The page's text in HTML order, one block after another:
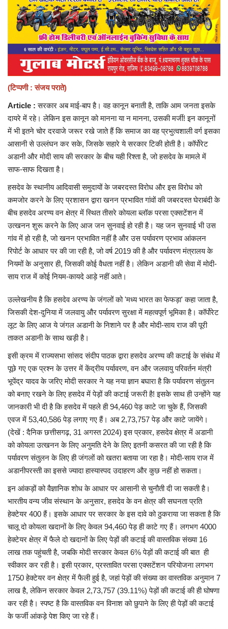
(टिप्पणी : संजय पराते)
Article : सरकार अब माई-बाप है। वह कानून बनाती है, ताकि आम जनता इसके
दायरे में रहे। लेकिन इस कानून को मानना या न मानना, उसकी मर्जी! इन कानूनों
में भी इतने चोर दरवाजे जरूर रखे जाते हैं कि समाज का वह प्रभुत्वशाली वर्ग इसका
आसानी से उल्लंघन कर सके, जिसके सहारे ये सरकार टिकी होती है। कॉर्पोरेट
अडानी और मोदी साय की सरकार के बीच यही रिश्ता है, जो हसदेव के मामले में
साफ-साफ दिखता है।
हसदेव के स्थानीय आदिवासी समुदायों के जबरदस्त विरोध और इस विरोध को
कमजोर करने के लिए प्रशासन द्वारा खनन प्रभावित गांवों की जबरदस्त घेराबंदी के
बीच हसदेव अरण्य वन क्षेत्र में स्थित तीसरे कोयला ब्लॉक परसा एक्सटेंशन में
उत्खनन शुरू करने के लिए आज जन सुनवाई हो रही है। यह जन सुनवाई भी उस
गांव में हो रही है, जो खनन प्रभावित नहीं है और उस पर्यावरण प्रभाव आंकलन
रिपोर्ट के आधार पर की जा रही है, जो वर्ष 2019 की है और पर्यावरण मंत्रालय के
नियमों के अनुसार ही, जिसकी कोई वैधता नहीं है। लेकिन अडानी की सेवा में मोदी-
साय राज में कोई नियम-कायदे आड़े नहीं आते।
उल्लेखनीय है कि हसदेव अरण्य के जंगलों को 'मध्य भारत का फेफड़ा' कहा जाता है,
जिसकी देश-दुनिया में जलवायु और पर्यावरण सुरक्षा में महत्वपूर्ण भूमिका है। कॉर्पोरेट
लूट के लिए आज ये जंगल अडानी के निशाने पर है और मोदी-साय राज की पूरी
ताकत अडानी के साथ खड़ी है।
इसी क्रम में राज्यसभा सांसद संदीप पाठक द्वारा हसदेव अरण्य की कटाई के संबंध में
पूछे गए एक प्रश्न के उत्तर में केंद्रीय पर्यावरण, वन और जलवायु परिवर्तन मंत्री
भूपेंद्र यादव के जरिए मोदी सरकार ने यह नया ज्ञान बघारा है कि पर्यावरण संतुलन
को बनाए रखने के लिए हसदेव में पेड़ों की कटाई जरूरी है! इसके साथ ही उन्होंने यह
जानकारी भी दी है कि हसदेव में पहले ही 94,460 पेड़ काटे जा चुके हैं, जिसकी
एवज में 53,40,586 पेड़ लगाए गए हैं। अब 2,73,757 पेड़ और काटे जायेंगे।
(देखें : दैनिक छत्तीसगढ़, 31 अगस्त 2024) इस प्रकार, हसदेव क्षेत्र में अडानी
को कोयला उत्खनन के लिए अनुमति देने के लिए इतनी कसरत की जा रही है कि
पर्यावरण संतुलन के लिए ही जंगलों को खतरा बताया जा रहा है। मोदी-साय राज में
अडानीपरस्ती का इससे ज्यादा हास्यास्पद उदाहरण और कुछ नहीं हो सकता।
इन आंकड़ों को वैज्ञानिक शोध के आधार पर आसानी से चुनौती दी जा सकती है।
भारतीय वन्य जीव संस्थान के अनुसार, हसदेव के वन क्षेत्र की सघनता प्रति
हेक्टेयर 400 हैं। इसके आधार पर सरकार के इस दावे को ठुकराया जा सकता है कि
चालू दो कोयला खदानों के लिए केवल 94,460 पेड़ ही काटे गए हैं। लगभग 4000
हेक्टेयर क्षेत्र में फैले दो खदानों के लिए पेड़ों की कटाई की वास्तविक संख्या 16
लाख तक पहुंचती है, जबकि मोदी सरकार केवल 6% पेड़ों की कटाई की बात ही
स्वीकार कर रही है। इसी प्रकार, प्रस्तावित परसा एक्सटेंशन परियोजना लगभग
1750 हेक्टेयर वन क्षेत्र में फैली हुई है, जहां पेड़ों की संख्या का वास्तविक अनुमान 7
लाख है, लेकिन सरकार केवल 2,73,757 (39.11%) पेड़ों की कटाई की ही घोषणा
कर रही है। स्पष्ट है कि वास्तविक वन विनाश को छुपाने के लिए ही पेड़ों की कटाई
के फर्जी आंकड़े पेश किए जा रहे हैं।